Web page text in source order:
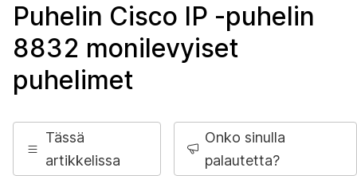
Puhelin Cisco IP -puhelin
8832 monilevyiset
puhelimet
Tässä
artikkelissa
Onko sinulla
palautetta?